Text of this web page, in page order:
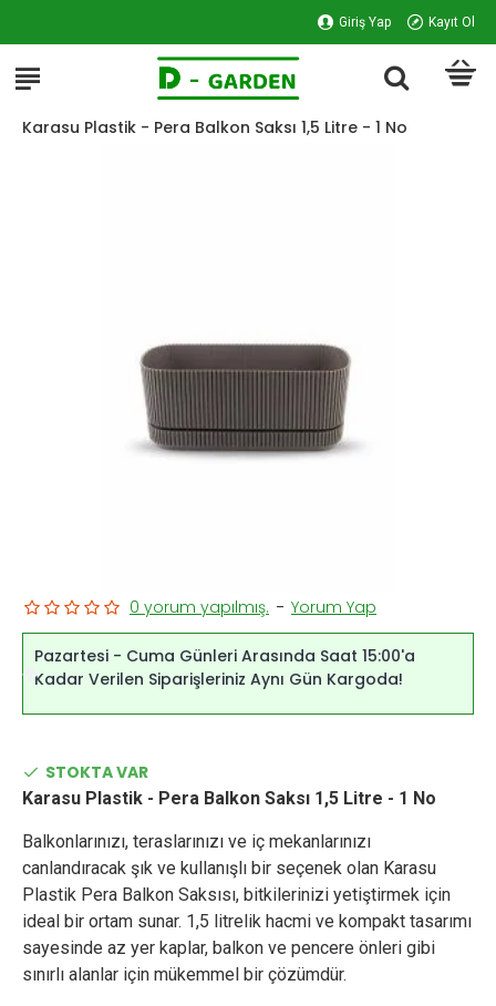
Giriş Yap Kayıt Ol
Karasu Plastik - Pera Balkon Saksı 1,5 Litre - 1 No
Pazartesi - Cuma Günleri Arasında Saat 15:00'a
Kadar Verilen Siparişleriniz Aynı Gün Kargoda!
STOKTA VAR
0 yorum yapılmış. - Yorum Yap
Karasu Plastik - Pera Balkon Saksı 1,5 Litre - 1 No
Balkonlarınızı, teraslarınızı ve iç mekanlarınızı
canlandıracak şık ve kullanışlı bir seçenek olan Karasu
Plastik Pera Balkon Saksısı, bitkilerinizi yetiştirmek için
ideal bir ortam sunar. 1,5 litrelik hacmi ve kompakt tasarımı
sayesinde az yer kaplar, balkon ve pencere önleri gibi
sınırlı alanlar için mükemmel bir çözümdür.